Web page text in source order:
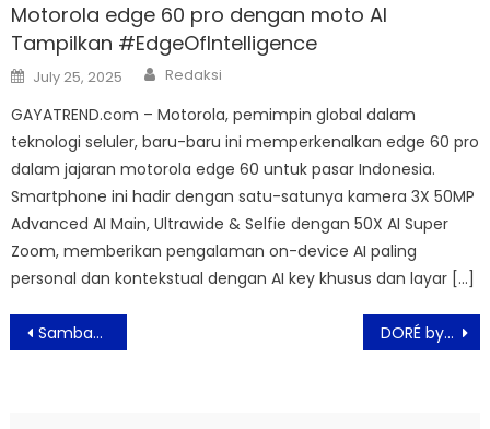
Motorola edge 60 pro dengan moto AI
Tampilkan #EdgeOfIntelligence
Posted
on
July 25, 2025 Author
Redaksi
GAYATREND.com – Motorola, pemimpin global dalam
teknologi seluler, baru-baru ini memperkenalkan edge 60 pro
dalam jajaran motorola edge 60 untuk pasar Indonesia.
Smartphone ini hadir dengan satu-satunya kamera 3X 50MP
Advanced AI Main, Ultrawide & Selfie dengan 50X AI Super
Zoom, memberikan pengalaman on-device AI paling
personal dan kontekstual dengan AI key khusus dan layar […]
Post
navigation
Sambangi Komunitas Peduli Disabilitas, J&T Express Antarkan Paket Kebahagiaan Jelang Natal DORÉ by LeTAO Berrbagi Cinta Melalui Christmas Event di Store PIK Avenue